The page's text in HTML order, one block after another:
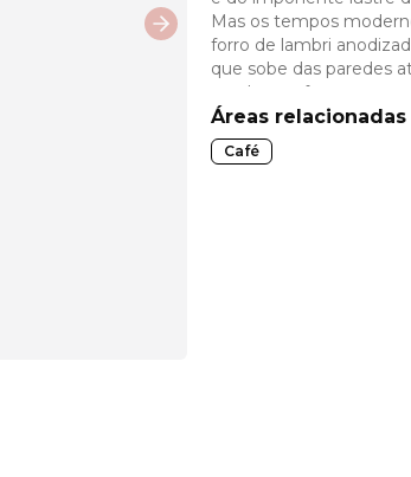
Next slide
Mas os tempos
forro de lambri
que sobe das paredes
receber os fregueses,
metálica preta, da
com banquetas de ferro
Áreas relacionadas
Café